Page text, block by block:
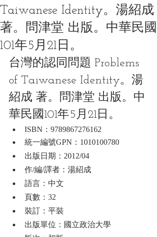
Taiwanese Identity。湯紹成
著。問津堂 出版。中華民國
101年5月21日。
台灣的認同問題 Problems
of Taiwanese Identity。湯
紹成 著。問津堂 出版。中
華民國101年5月21日。
ISBN：9789867276162
統一編號GPN：1010100780
出版日期：2012/04
作/編/譯者：湯紹成
語言：中文
頁數：32
裝訂：平裝
出版單位：國立政治大學